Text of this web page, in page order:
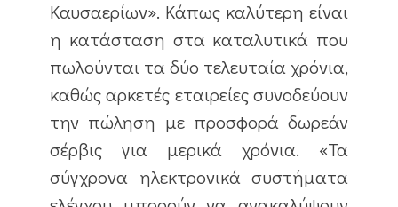
Καυσαερίων». Κάπως καλύτερη είναι
η κατάσταση στα καταλυτικά που
πωλούνται τα δύο τελευταία χρόνια,
καθώς αρκετές εταιρείες συνοδεύουν
την πώληση με προσφορά δωρεάν
σέρβις για μερικά χρόνια. «Τα
σύγχρονα ηλεκτρονικά συστήματα